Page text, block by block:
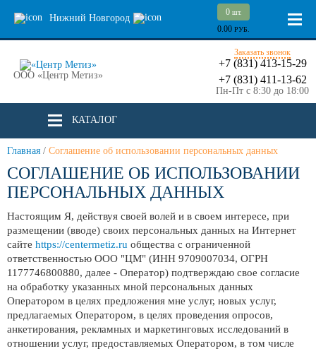
Нижний Новгород
0 шт.
0.00 РУБ.
ООО «Центр Метиз»
Заказать звонок
+7 (831) 413-15-29
+7 (831) 411-13-62
Пн-Пт с 8:30 до 18:00
КАТАЛОГ
Главная / Соглашение об использовании персональных данных
СОГЛАШЕНИЕ ОБ ИСПОЛЬЗОВАНИИ
ПЕРСОНАЛЬНЫХ ДАННЫХ
Настоящим Я, действуя своей волей и в своем интересе, при
размещении (вводе) своих персональных данных на Интернет
сайте https://centermetiz.ru общества с ограниченной
ответственностью ООО "ЦМ" (ИНН 9709007034, ОГРН
1177746800880, далее - Оператор) подтверждаю свое согласие
на обработку указанных мной персональных данных
Оператором в целях предложения мне услуг, новых услуг,
предлагаемых Оператором, в целях проведения опросов,
анкетирования, рекламных и маркетинговых исследований в
отношении услуг, предоставляемых Оператором, в том числе